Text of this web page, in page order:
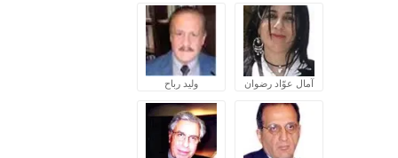
آمال عوّاد رضوان وليد رباح